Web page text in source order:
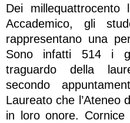
Dei millequattrocento
Accademico, gli
rappresentano una
Sono infatti 514 i
traguardo della
secondo
Laureato che l’Ateneo
in loro onore. Cornice